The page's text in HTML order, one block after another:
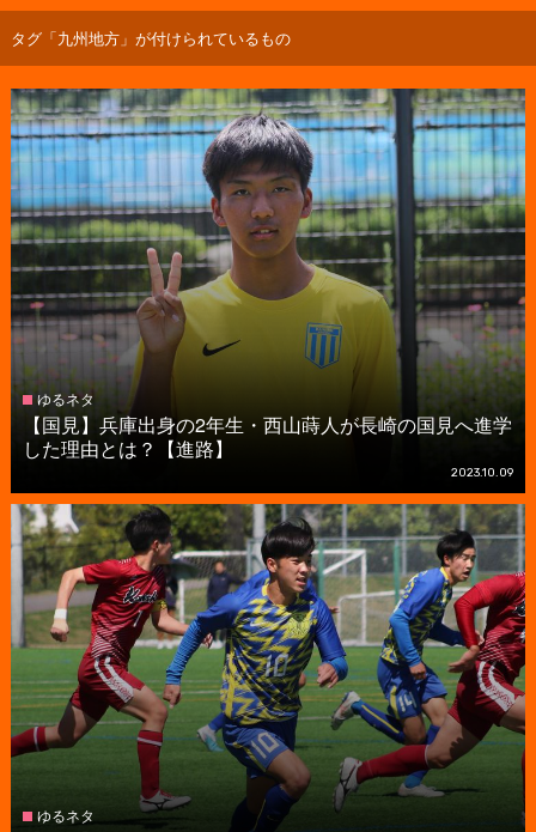
タグ「九州地方」が付けられているもの
ゆるネタ
【国見】兵庫出身の2年生・西山蒔人が長崎の国見へ進学
した理由とは？【進路】
2023.10.09
ゆるネタ